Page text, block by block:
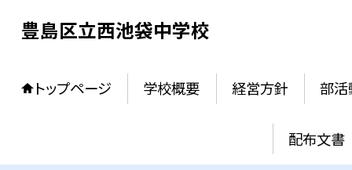
豊島区立西池袋中学校
トップページ 学校概要 経営方針 部活
配布文書